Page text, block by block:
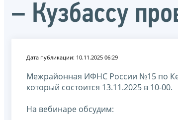
– Кузбассу
Дата публикации: 10.11.2025 06:29
Межрайонная ИФНС России №15 по
который состоится 13.11.2025 в 10-00.
На вебинаре обсудим: